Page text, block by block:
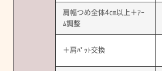
肩幅つめ全体4㎝以上＋ｱｰ
ﾑ調整
＋肩ﾊﾟｯﾄ交換